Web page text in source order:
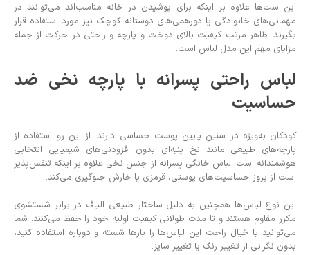
این ست‌ها علاوه بر اینکه برای پوشیدن در خانه مناسب‌اند می‌توانند در
مهمانی‌های خانوادگی یا دورهمی‌های دوستانه کوچک نیز مورد استفاده قرار
بگیرند. ظاهر مرتب کیفیت بالای دوخت و پارچه و راحتی در حرکت از جمله
مزایای مهم این مدل لباس است.
لباس راحتی پسرانه با پارچه نخی ضد
حساسیت
کودکان به‌ویژه در سنین پایین پوست حساسی دارند. از این رو استفاده از
پارچه‌های طبیعی مانند نخ پنبه‌ای بدون افزودنی‌های شیمیایی انتخابی
هوشمندانه است. لباس خانگی پسرانه از جنس نخی علاوه بر اینکه تنفس‌پذیر
است از بروز حساسیت‌های پوستی، قرمزی یا خارش جلوگیری می‌کند.
این نوع لباس‌ها همچنین به دلیل ساختار طبیعی الیاف در برابر شستشوی
مکرر مقاوم هستند و تا مدت طولانی کیفیت اولیه خود را حفظ می‌کنند. شما
می‌توانید با خیال راحت این لباس‌ها را بارها شسته و دوباره استفاده کنید،
بدون نگرانی از تغییر رنگ یا تغییر سایز.